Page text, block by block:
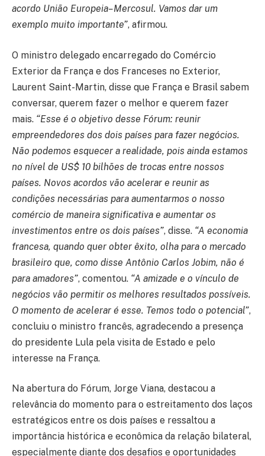
acordo União Europeia–Mercosul. Vamos dar um
exemplo muito importante”, afirmou.
O ministro delegado encarregado do Comércio
Exterior da França e dos Franceses no Exterior,
Laurent Saint-Martin, disse que França e Brasil sabem
conversar, querem fazer o melhor e querem fazer
mais. “Esse é o objetivo desse Fórum: reunir
empreendedores dos dois países para fazer negócios.
Não podemos esquecer a realidade, pois ainda estamos
no nível de US$ 10 bilhões de trocas entre nossos
países. Novos acordos vão acelerar e reunir as
condições necessárias para aumentarmos o nosso
comércio de maneira significativa e aumentar os
investimentos entre os dois países”, disse. “A economia
francesa, quando quer obter êxito, olha para o mercado
brasileiro que, como disse Antônio Carlos Jobim, não é
para amadores”, comentou. “A amizade e o vínculo de
negócios vão permitir os melhores resultados possíveis.
O momento de acelerar é esse. Temos todo o potencial”,
concluiu o ministro francês, agradecendo a presença
do presidente Lula pela visita de Estado e pelo
interesse na França.
Na abertura do Fórum, Jorge Viana, destacou a
relevância do momento para o estreitamento dos laços
estratégicos entre os dois países e ressaltou a
importância histórica e econômica da relação bilateral,
especialmente diante dos desafios e oportunidades